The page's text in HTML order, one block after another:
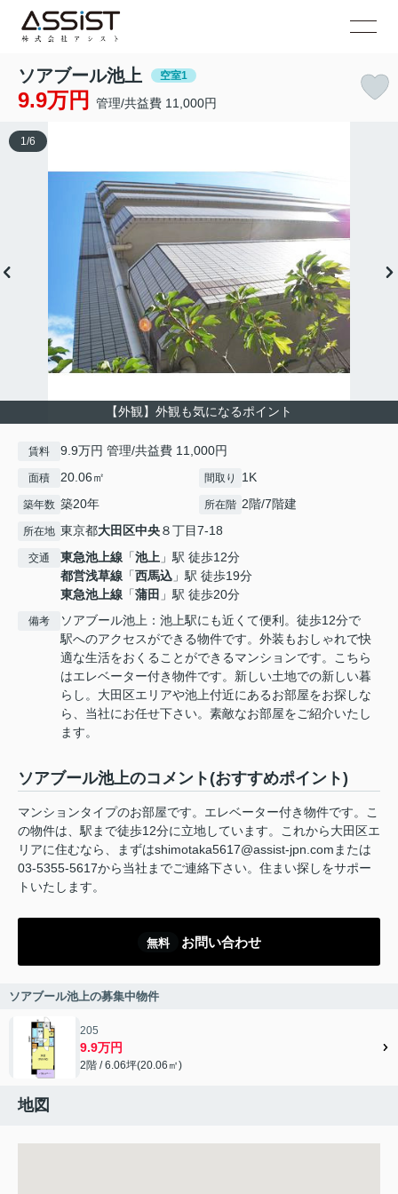
ソアブール池上 空室1
9.9万円 管理/共益費 11,000円
【外観】外観も気になるポイント
1 /6
賃料 9.9万円 管理/共益費 11,000円
面積 20.06㎡ 間取り 1K
築年数 築20年 所在階 2階/7階建
所在地 東京都大田区中央８丁目7-18
交通 東急池上線 「池上 」駅 徒歩12分
都営浅草線 「西馬込 」駅 徒歩19分
東急池上線 「蒲田 」駅 徒歩20分
備考
ソアブール池上：池上駅にも近くて便利。徒歩12分で
駅へのアクセスができる物件です。外装もおしゃれで快
適な生活をおくることができるマンションです。こちら
はエレベーター付き物件です。新しい土地での新しい暮
らし。大田区エリアや池上付近にあるお部屋をお探しな
ら、当社にお任せ下さい。素敵なお部屋をご紹介いたし
ます。
ソアブール池上のコメント(おすすめポイント)
マンションタイプのお部屋です。エレベーター付き物件です。こ
の物件は、駅まで徒歩12分に立地しています。これから大田区エ
リアに住むなら、まずはshimotaka5617@assist-jpn.comまたは
03-5355-5617から当社までご連絡下さい。住まい探しをサポー
トいたします。
無料 お問い合わせ
ソアブール池上の募集中物件
205
9.9万円
2階 / 6.06坪(20.06㎡)
地図